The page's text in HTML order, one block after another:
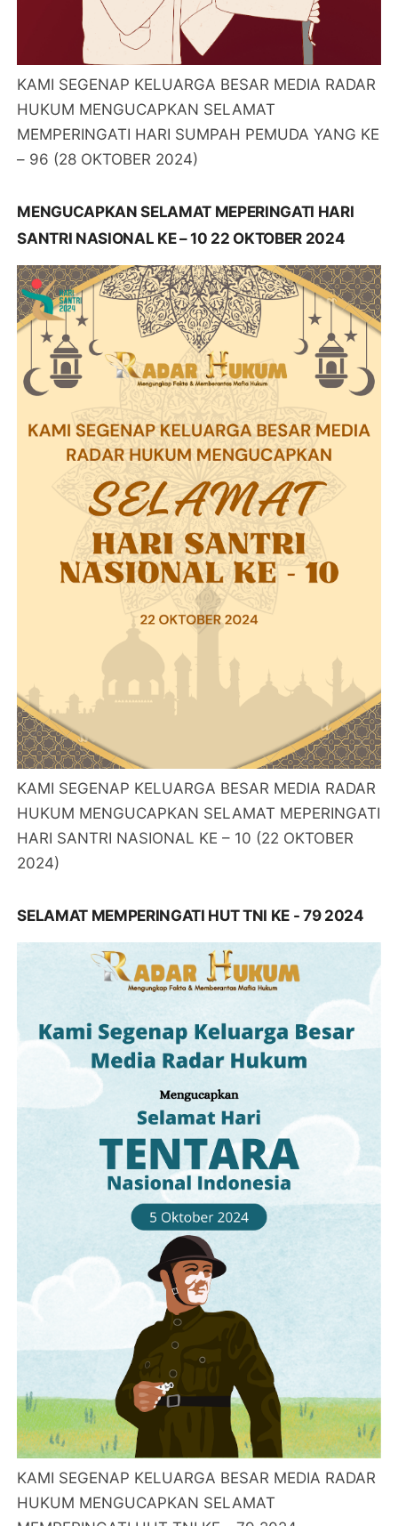
KAMI SEGENAP KELUARGA BESAR MEDIA RADAR
HUKUM MENGUCAPKAN SELAMAT
MEMPERINGATI HARI SUMPAH PEMUDA YANG KE
– 96 (28 OKTOBER 2024)
MENGUCAPKAN SELAMAT MEPERINGATI HARI
SANTRI NASIONAL KE – 10 22 OKTOBER 2024
KAMI SEGENAP KELUARGA BESAR MEDIA RADAR
HUKUM MENGUCAPKAN SELAMAT MEPERINGATI
HARI SANTRI NASIONAL KE – 10 (22 OKTOBER
2024)
SELAMAT MEMPERINGATI HUT TNI KE - 79 2024
KAMI SEGENAP KELUARGA BESAR MEDIA RADAR
HUKUM MENGUCAPKAN SELAMAT